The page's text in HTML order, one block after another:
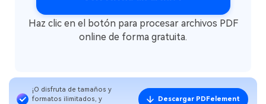
Haz clic en el botón para procesar archivos PDF
online de forma gratuita.
¡O disfruta de tamaños y
formatos ilimitados, y
Descargar PDFelement